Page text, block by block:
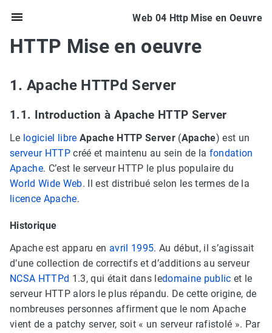
Web 04 Http Mise en Oeuvre
HTTP Mise en oeuvre
1. Apache HTTPd Server
1.1. Introduction à Apache HTTP Server
Le logiciel libre Apache HTTP Server(Apache) est un
serveur HTTPcréé et maintenu au sein de la fondation
Apache. C’est le serveur HTTP le plus populaire du
World Wide Web. Il est distribué selon les termes de la
licence Apache.
Historique
Apache est apparu en avril 1995. Au début, il s’agissait
d’une collection de correctifs et d’additions au serveur
NCSA HTTPd 1.3, qui était dans ledomaine public et le
serveur HTTP alors le plus répandu. De cette origine, de
nombreuses personnes affirment que le nom Apache
vient de a patchy server, soit « un serveur rafistolé ». Par